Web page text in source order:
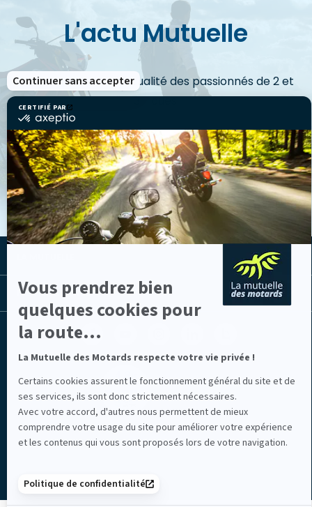
CERTIFIÉ PAR
certifié
Axeptio
-
En
savoir
plus
sur
Axeptio
Vous prendrez bien
quelques cookies pour
la route...
La Mutuelle des Motards respecte votre vie privée !
Certains cookies assurent le fonctionnement général du site et de
ses services, ils sont donc strictement nécessaires.
Avec votre accord, d'autres nous permettent de mieux
comprendre votre usage du site pour améliorer votre expérience
et les contenus qui vous sont proposés lors de votre navigation.
Politique de confidentialité
Continuer sans accepter
L'actu Mutuelle
Découvrez toute l'actualité des passionnés de 2 et
3-roues.
VOIR LES ACTUS
LES LIENS UTILES
fenêtre)fenêtre)fenêtre)fenêtre)(nouvelle
fenêtre)
Mentions légales